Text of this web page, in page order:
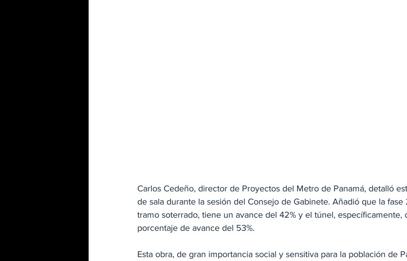
Carlos Cedeño, director de Proyectos del Metro de Panamá, detalló
de sala durante la sesión del Consejo de Gabinete. Añadió que la
tramo soterrado, tiene un avance del 42% y el túnel, específicamente,
porcentaje de avance del 53%.
Esta obra, de gran importancia social y sensitiva para la población de